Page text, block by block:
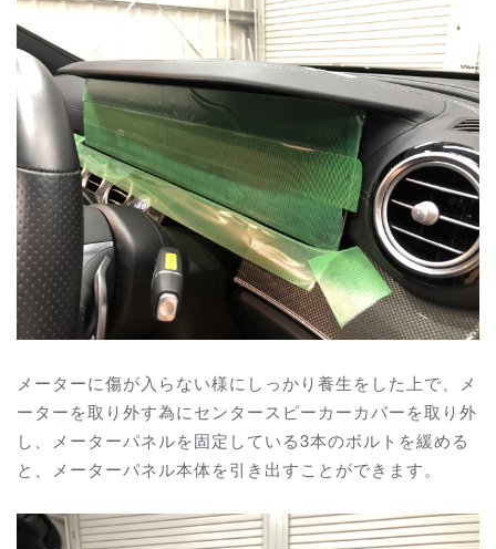
メーターに傷が入らない様にしっかり養生をした上で、メ
ーターを取り外す為にセンタースピーカーカバーを取り外
し、メーターパネルを固定している3本のボルトを緩める
と、メーターパネル本体を引き出すことができます。